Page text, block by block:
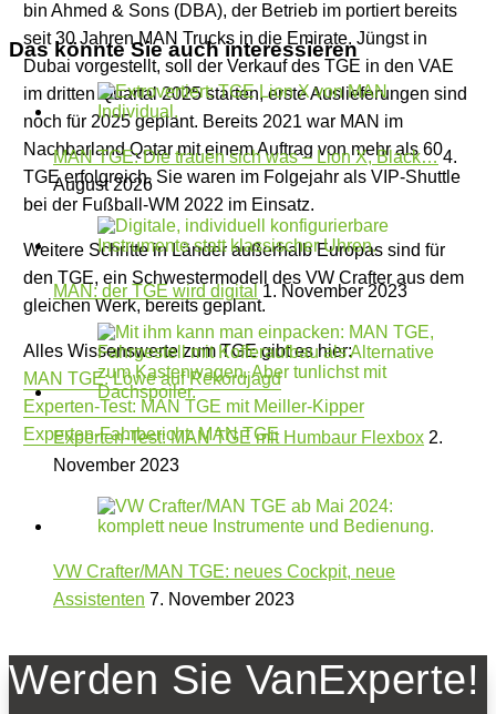
bin Ahmed & Sons (DBA), der Betrieb im portiert bereits
seit 30 Jahren MAN Trucks in die Emirate. Jüngst in
Dubai vorgestellt, soll der Verkauf des TGE in den VAE
im dritten Quartal 2025 starten, erste Auslieferungen sind
noch für 2025 geplant. Bereits 2021 war MAN im
Nachbarland Qatar mit einem Auftrag von mehr als 60
TGE erfolgreich. Sie waren im Folgejahr als VIP-Shuttle
bei der Fußball-WM 2022 im Einsatz.
Weitere Schritte in Länder außerhalb Europas sind für
den TGE, ein Schwestermodell des VW Crafter aus dem
gleichen Werk, bereits geplant.
Alles Wissenswerte zum TGE gibt es hier:
MAN TGE: Löwe auf Rekordjagd
Experten-Test: MAN TGE mit Meiller-Kipper
Experten-Fahrbericht: MAN TGE
Das könnte Sie auch interessieren
MAN TGE: Die trauen sich was – Lion X, Black…4.
August 2026
MAN: der TGE wird digital 1. November 2023
Experten-Test: MAN TGE mit Humbaur Flexbox 2.
November 2023
VW Crafter/MAN TGE: neues Cockpit, neue
Assistenten 7. November 2023
Werden Sie VanExperte!